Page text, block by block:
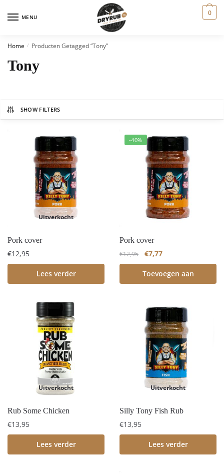
MENU 0
Home / Producten Getagged “tony”
Tony
SHOW FILTERS
Uitverkocht
Pork cover
€12,95
Lees verder
-40%
Pork cover
€12,95 €7,77
Toevoegen aan
Uitverkocht
Rub Some Chicken
€13,95
Lees verder
Uitverkocht
Silly Tony Fish Rub
€13,95
Lees verder